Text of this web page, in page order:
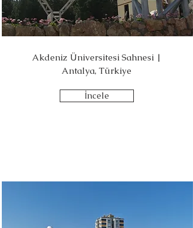
Akdeniz Üniversitesi Sahnesi |
Antalya, Türkiye
İncele